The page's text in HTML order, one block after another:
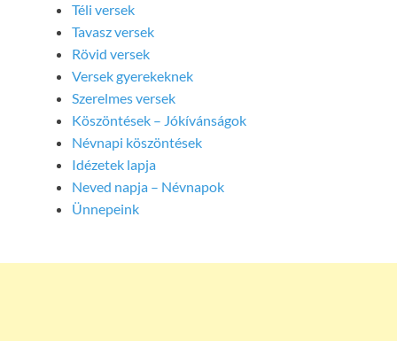
Téli versek
Tavasz versek
Rövid versek
Versek gyerekeknek
Szerelmes versek
Köszöntések – Jókívánságok
Névnapi köszöntések
Idézetek lapja
Neved napja – Névnapok
Ünnepeink